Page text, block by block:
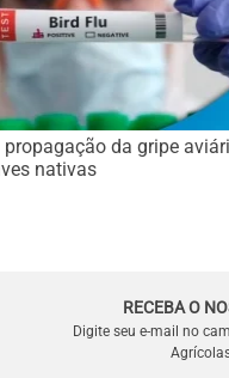
da gripe
nativas
RECEBA O
Digite seu e-mail no